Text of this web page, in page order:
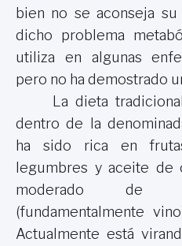
bien no se aconseja
dicho problema
utiliza en algunas
pero no ha demostrado
La dieta
dentro de la
ha sido rica en
legumbres y aceite de
moderado de
(fundamentalmente
Actualmente está